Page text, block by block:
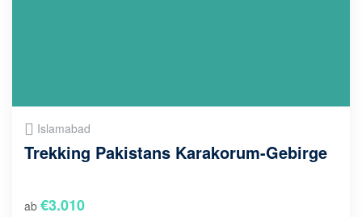
Islamabad
Trekking Pakistans Karakorum-Gebirge
ab €3.010